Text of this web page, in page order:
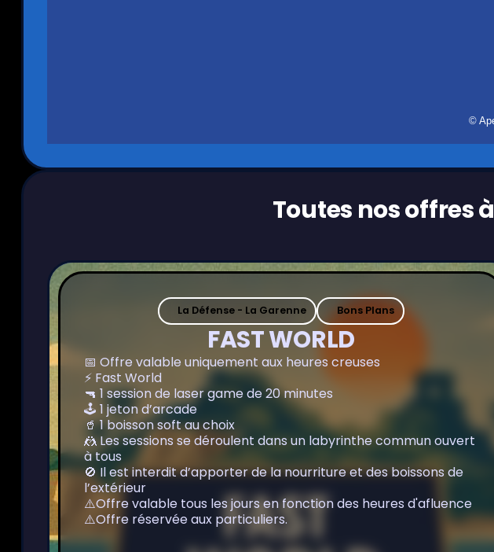
Toutes nos offres à
La Défense - La Garenne Bons Plans
FAST WORLD
📅 Offre valable uniquement aux heures creuses
⚡ Fast World
🔫 1 session de laser game de 20 minutes
🕹️ 1 jeton d’arcade
🥤 1 boisson soft au choix
🤼 Les sessions se déroulent dans un labyrinthe commun ouvert
à tous
🚫 Il est interdit d’apporter de la nourriture et des boissons de
l’extérieur
⚠️Offre valable tous les jours en fonction des heures d'afluence
⚠️Offre réservée aux particuliers.